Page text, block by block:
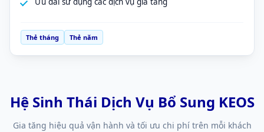
Thẻ tháng Thẻ năm
Hệ Sinh Thái Dịch Vụ Bổ Sung KEOS
Gia tăng hiệu quả vận hành và tối ưu chi phí trên mỗi khách